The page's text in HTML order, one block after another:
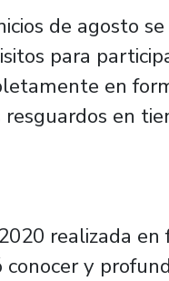
de agosto
para
en
en
realizada
y